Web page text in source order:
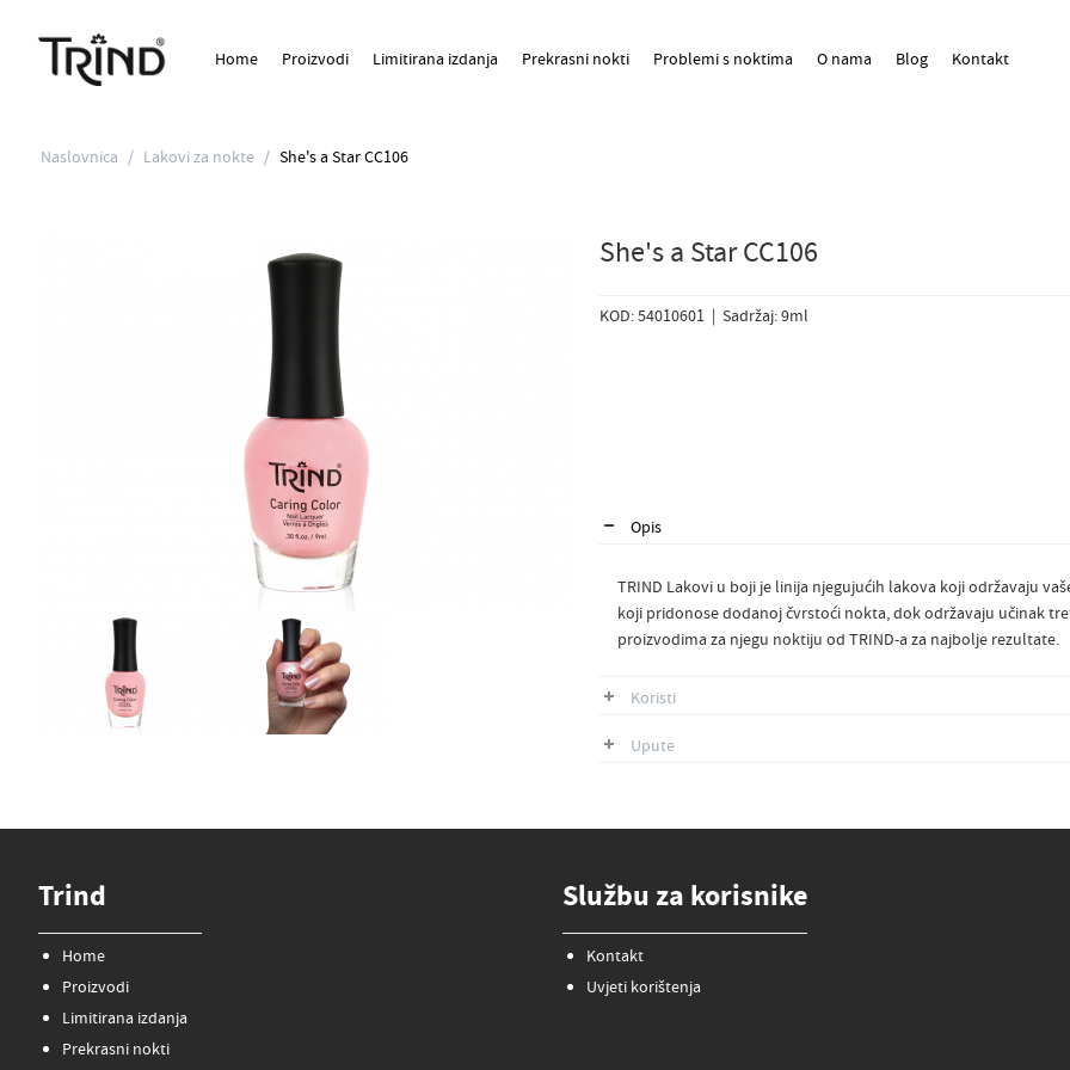
Home Proizvodi Limitirana izdanja Prekrasni nokti Problemi s noktima O nama Blog Kontakt
Naslovnica / Lakovi za nokte / She's a Star CC106
She's a Star CC106
KOD: 54010601 | Sadržaj: 9ml
Opis
TRIND Lakovi u boji je linija njegujućih lakova koji održavaju
koji pridonose dodanoj čvrstoći nokta, dok održavaju učinak
proizvodima za njegu noktiju od TRIND-a za najbolje rezultate.
Koristi
Upute
Trind
Home
Proizvodi
Limitirana izdanja
Prekrasni nokti
Službu za korisnike
Kontakt
Uvjeti korištenja